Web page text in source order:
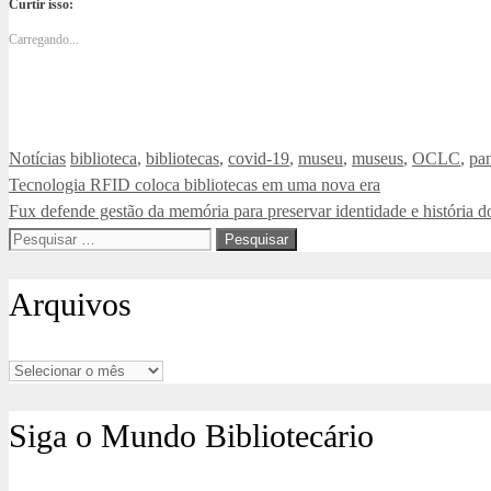
Curtir isso:
Carregando...
Categorias
Notícias Tags
biblioteca, bibliotecas, covid-19, museu, museus, OCLC,
Tecnologia RFID coloca bibliotecas em uma nova era
Fux defende gestão da memória para preservar identidade e história
Pesquisar
Arquivos
Arquivos
Siga o Mundo Bibliotecário